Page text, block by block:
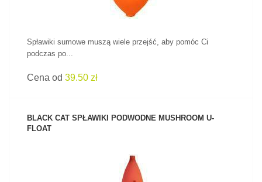
Spławiki sumowe muszą wiele przejść, aby pomóc Ci
podczas po...
Cena od 39.50 zł
BLACK CAT SPŁAWIKI PODWODNE MUSHROOM U-
FLOAT
ZOBACZ PRODUKT